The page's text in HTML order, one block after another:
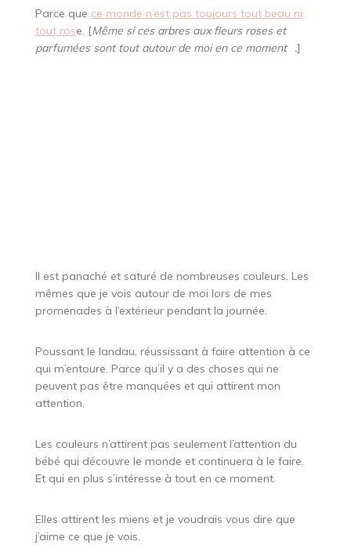
Parce que ce monde n’est pas toujours tout beau ni
tout rose. [Même si ces arbres aux fleurs roses et
parfumées sont tout autour de moi en ce moment .]
Il est panaché et saturé de nombreuses couleurs. Les
mêmes que je vois autour de moi lors de mes
promenades à l’extérieur pendant la journée.
Poussant le landau, réussissant à faire attention à ce
qui m’entoure. Parce qu’il y a des choses qui ne
peuvent pas être manquées et qui attirent mon
attention.
Les couleurs n’attirent pas seulement l’attention du
bébé qui découvre le monde et continuera à le faire.
Et qui en plus s’intéresse à tout en ce moment.
Elles attirent les miens et je voudrais vous dire que
j’aime ce que je vois.